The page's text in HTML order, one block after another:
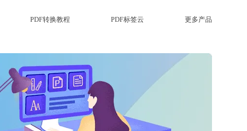
PDF转换教程 PDF标签云 更多产品